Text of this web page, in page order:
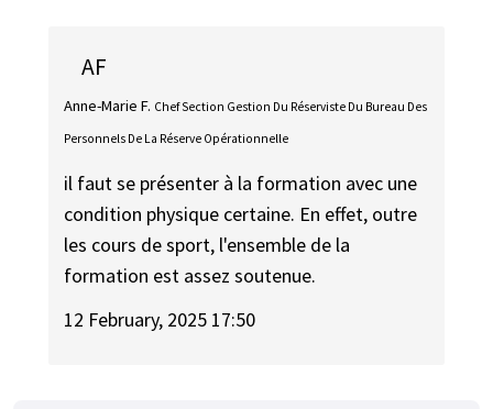
AF
Anne-Marie F. Chef Section Gestion Du Réserviste Du Bureau Des
Personnels De La Réserve Opérationnelle
il faut se présenter à la formation avec une
condition physique certaine. En effet, outre
les cours de sport, l'ensemble de la
formation est assez soutenue.
12 February, 2025 17:50